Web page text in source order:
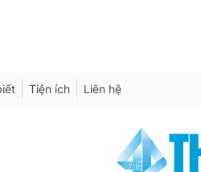
Tiện ích Liên hệ